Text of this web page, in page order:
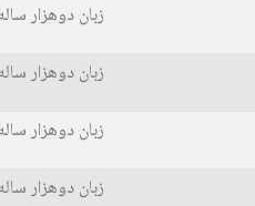
زبان دوهزار
زبان دوهزار
زبان دوهزار
زبان دوهزار